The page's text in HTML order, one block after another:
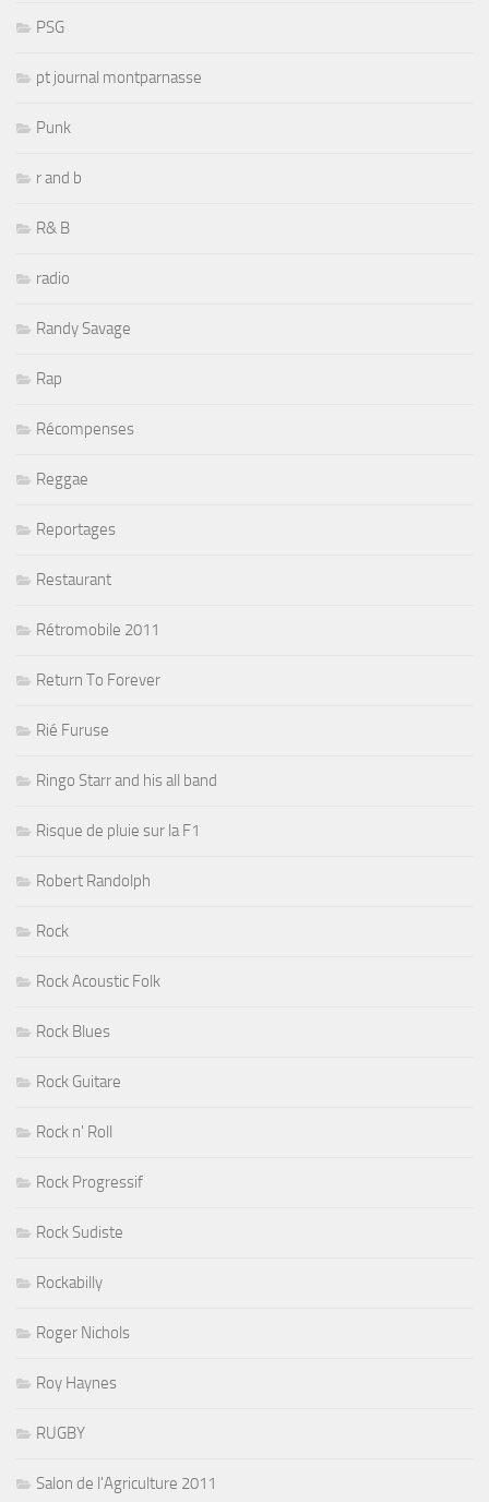
PSG
pt journal montparnasse
Punk
r and b
R& B
radio
Randy Savage
Rap
Récompenses
Reggae
Reportages
Restaurant
Rétromobile 2011
Return To Forever
Rié Furuse
Ringo Starr and his all band
Risque de pluie sur la F1
Robert Randolph
Rock
Rock Acoustic Folk
Rock Blues
Rock Guitare
Rock n' Roll
Rock Progressif
Rock Sudiste
Rockabilly
Roger Nichols
Roy Haynes
RUGBY
Salon de l'Agriculture 2011